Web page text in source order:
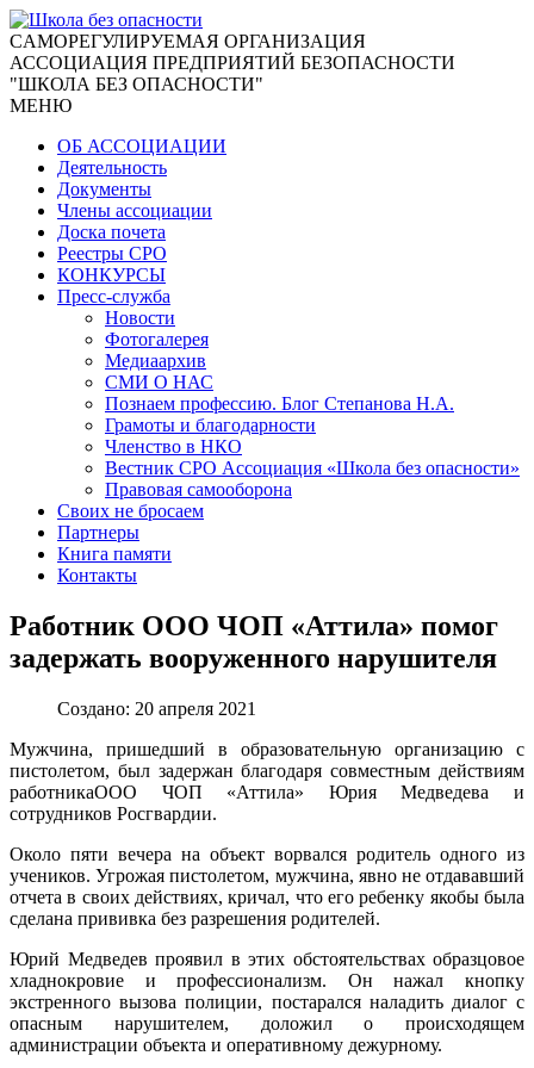
CАМОРЕГУЛИРУЕМАЯ ОРГАНИЗАЦИЯ
АССОЦИАЦИЯ ПРЕДПРИЯТИЙ БЕЗОПАСНОСТИ
"ШКОЛА БЕЗ ОПАСНОСТИ"
МЕНЮ
ОБ АССОЦИАЦИИ
Деятельность
Документы
Члены ассоциации
Доска почета
Реестры СРО
КОНКУРСЫ
Пресс-служба
Новости
Фотогалерея
Медиаархив
СМИ О НАС
Познаем профессию. Блог Степанова Н.А.
Грамоты и благодарности
Членство в НКО
Вестник СРО Ассоциация «Школа без опасности»
Правовая самооборона
Своих не бросаем
Партнеры
Книга памяти
Контакты
Работник ООО ЧОП «Аттила» помог
задержать вооруженного нарушителя
Создано: 20 апреля 2021
Мужчина, пришедший в образовательную организацию с
пистолетом, был задержан благодаря совместным действиям
работникаООО ЧОП «Аттила» Юрия Медведева и
сотрудников Росгвардии.
Около пяти вечера на объект ворвался родитель одного из
учеников. Угрожая пистолетом, мужчина, явно не отдававший
отчета в своих действиях,кричал, что его ребенку якобы была
сделана прививка без разрешения родителей.
Юрий Медведев проявил в этих обстоятельствах образцовое
хладнокровие и профессионализм. Оннажал кнопку
экстренного вызова полиции, постарался наладить диалог с
опасным нарушителем, доложил о происходящем
администрации объекта и оперативному дежурному.